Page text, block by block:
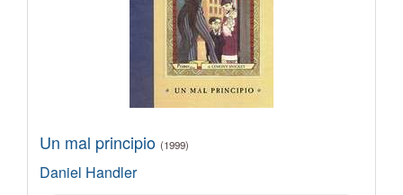
Un mal principio (1999)
Daniel Handler